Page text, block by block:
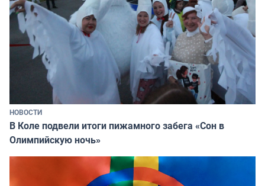
НОВОСТИ
В Коле подвели итоги пижамного забега «Сон в
Олимпийскую ночь»